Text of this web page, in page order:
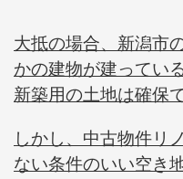
大抵の場合、新潟市
かの建物が建ってい
新築用の土地は確保
しかし、中古物件リ
ない条件のいい空き